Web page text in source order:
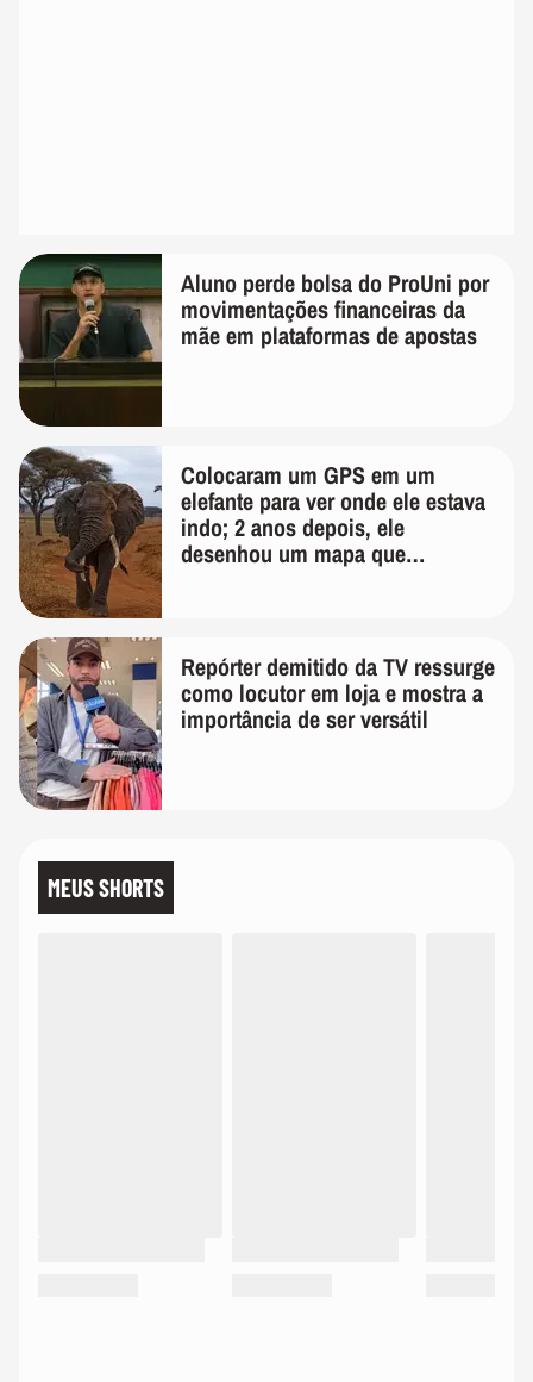
Aluno perde bolsa do ProUni por
movimentações financeiras da
mãe em plataformas de apostas
Colocaram um GPS em um
elefante para ver onde ele estava
indo; 2 anos depois, ele
desenhou um mapa que
Repórter demitido da TV ressurge
como locutor em loja e mostra a
importância de ser versátil
MEUS SHORTS